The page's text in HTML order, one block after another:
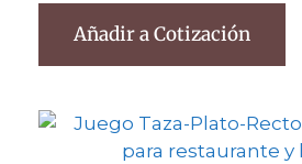
Añadir a Cotización